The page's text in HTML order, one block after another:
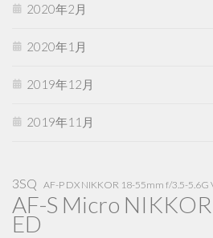
2020年2月
2020年1月
2019年12月
2019年11月
3SQ AF-P DX NIKKOR 18-55mm f/3.5-5.6G
AF-S Micro
ED